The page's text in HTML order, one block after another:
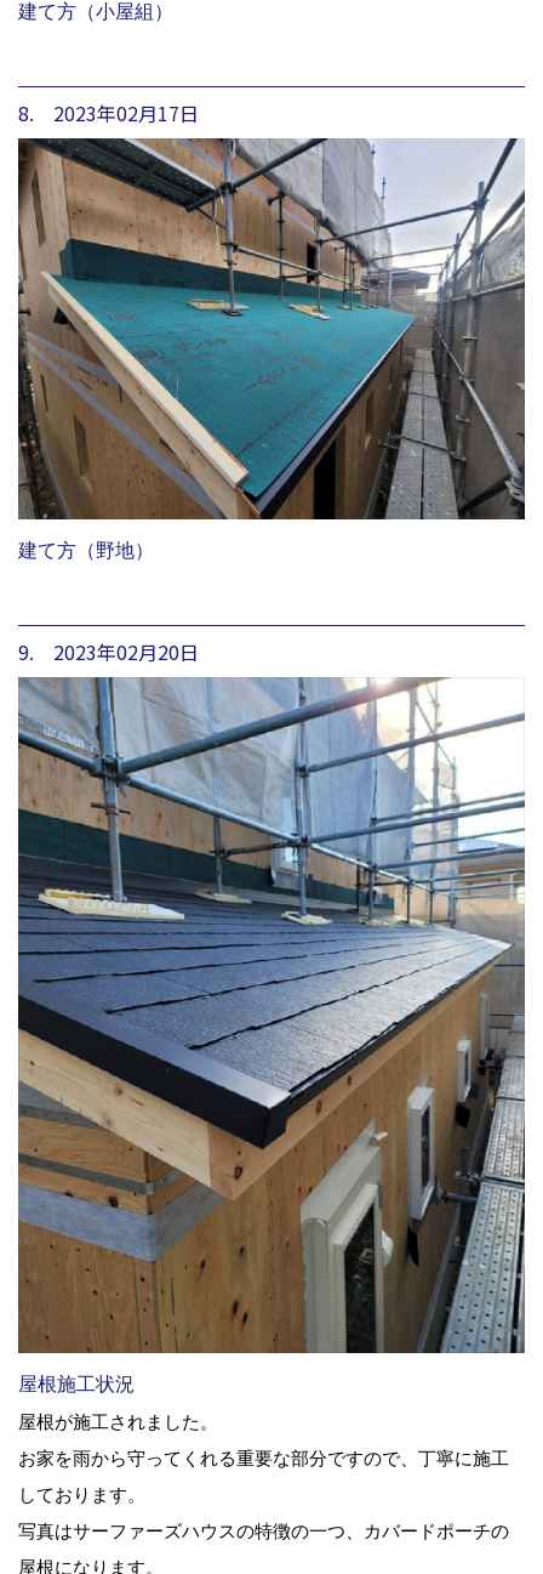
建て方（小屋組）
8. 2023年02月17日
建て方（野地）
9. 2023年02月20日
屋根施工状況
屋根が施工されました。
お家を雨から守ってくれる重要な部分ですので、丁寧に施工
しております。
写真はサーファーズハウスの特徴の一つ、カバードポーチの
屋根になります。